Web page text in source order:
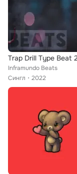
Inframundo Beats
Сингл
2022